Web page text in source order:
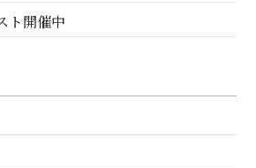
ト開催中